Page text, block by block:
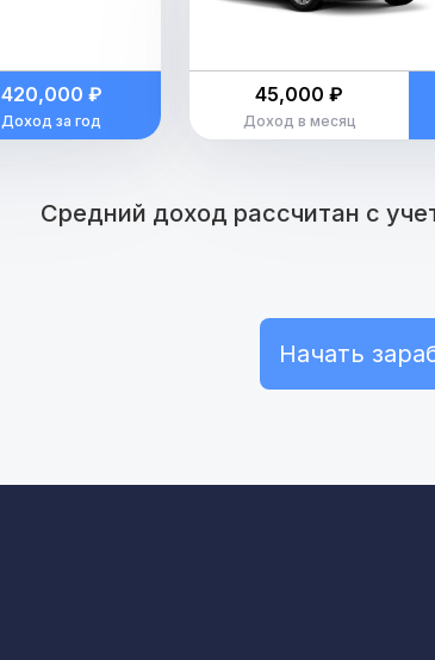
420,000 ₽
Доход за год
45,000 ₽
Доход в месяц
Средний доход рассчитан с
Начать